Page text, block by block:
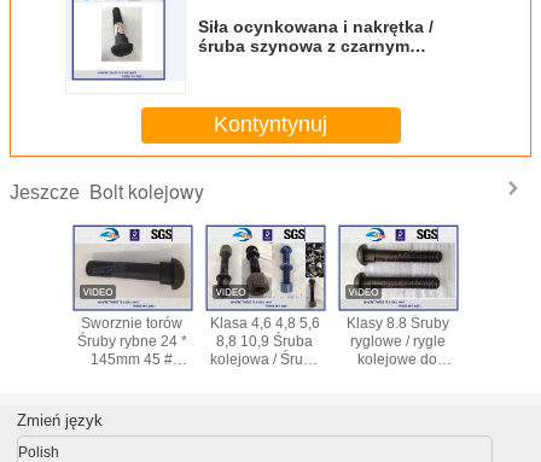
Siła ocynkowana i nakrętka /
śruba szynowa z czarnym
Kontyntynuj
Jeszcze Bolt kolejowy
Klasy 8.8 Śruby
ryglowe / rygle
kolejowe do
szynowych
Śruby do torów
kolejowych o
wysokiej
Wysoka
wytrzymałość
Śruba ryglowa
Zmień język
Polish